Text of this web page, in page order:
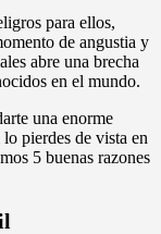
para ellos,
de angustia y
abre una brecha
en el mundo.
una enorme
pierdes de vista en
5 buenas razones